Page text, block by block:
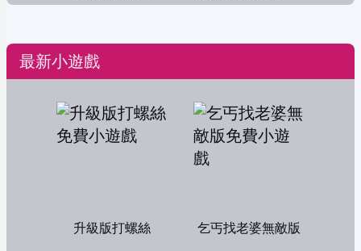
最新小遊戲
升級版打螺絲 乞丐找老婆無敵版